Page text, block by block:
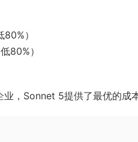
）
80%）
，Sonnet 5提供了最优的成本